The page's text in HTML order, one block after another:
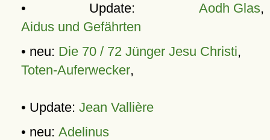
• Update: Aodh Glas,
Aidus und Gefährten
• neu: Die 70 / 72 Jünger Jesu Christi,
Toten-Auferwecker,
• Update: Jean Vallière
• neu: Adelinus